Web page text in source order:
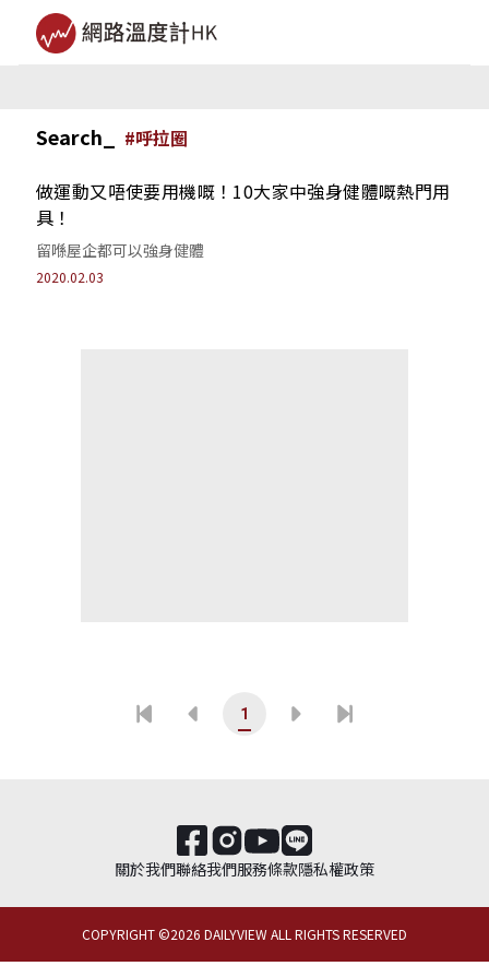
Search_ #呼拉圈
做運動又唔使要用機嘅！10大家中強身健體嘅熱門用
具！
留喺屋企都可以強身健體
2020.02.03
1
關於我們聯絡我們服務條款隱私權政策
COPYRIGHT ©2026 DAILYVIEW ALL RIGHTS RESERVED